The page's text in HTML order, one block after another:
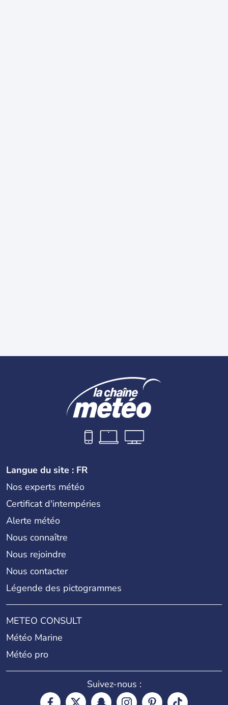
Langue du site : FR
Nos experts météo
Certificat d'intempéries
Alerte météo
Nous connaître
Nous rejoindre
Nous contacter
Légende des pictogrammes
METEO CONSULT
Météo Marine
Météo pro
Suivez-nous :